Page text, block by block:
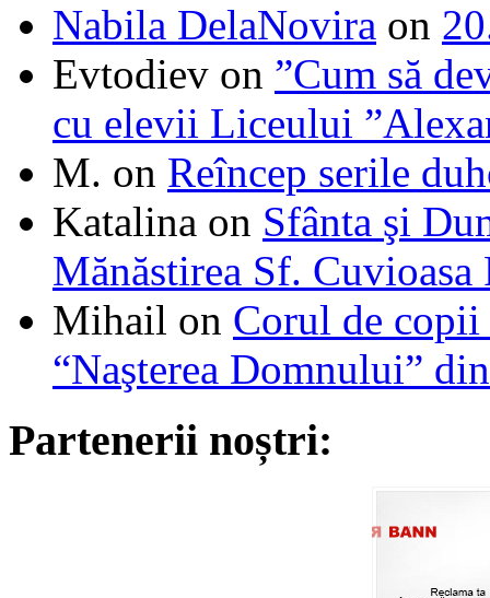
Nabila DelaNovira on
Evtodiev on ”Cum să
cu elevii Liceului
M. on Reîncep serile
Katalina on Sfânta şi
Mănăstirea Sf. Cuvioasa
Mihail on Corul de
“Naşterea Domnului”
Partenerii noștri: